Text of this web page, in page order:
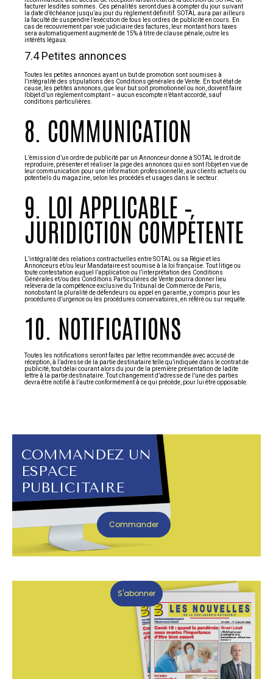
facturer lesdites sommes. Ces pénalités seront dues à compter du jour suivant
la date d’échéance jusqu’au jour du règlement définitif. SOTAL aura par ailleurs
la faculté de suspendre l’exécution de tous les ordres de publicité en cours. En
cas de recouvrement par voie judiciaire des factures, leur montant hors taxes
sera automatiquement augmenté de 15% à titre de clause pénale, outre les
intérêts légaux.
7.4 Petites annonces
Toutes les petites annonces ayant un but de promotion sont soumises à
l’intégralité des stipulations des Conditions générales de Vente. En tout état de
cause, les petites annonces, que leur but soit promotionnel ou non, doivent faire
l’objet d’un règlement comptant – aucun escompte n’étant accordé, sauf
conditions particulières.
8. COMMUNICATION
L’émission d’un ordre de publicité par un Annonceur donne à SOTAL le droit de
reproduire, présenter et réaliser la pige des annonces qui en sont l’objet en vue de
leur communication pour une information professionnelle, aux clients actuels ou
potentiels du magazine, selon les procédés et usages dans le secteur.
9. LOI APPLICABLE –
JURIDICTION COMPÉTENTE
L’intégralité des relations contractuelles entre SOTAL ou sa Régie et les
Annonceurs et/ou leur Mandataire est soumise à la loi française. Tout litige ou
toute contestation auquel l’application ou l’interprétation des Conditions
Générales et/ou des Conditions Particulières de Vente pourra donner lieu
relèvera de la compétence exclusive du Tribunal de Commerce de Paris,
nonobstant la pluralité de défendeurs ou appel en garantie, y compris pour les
procédures d’urgence ou les procédures conservatoires, en référé ou sur requête.
10. NOTIFICATIONS
Toutes les notifications seront faites par lettre recommandée avec accusé de
réception, à l’adresse de la partie destinataire telle qu’indiquée dans le contrat de
publicité, tout délai courant alors du jour de la première présentation de ladite
lettre à la partie destinataire. Tout changement d’adresse de l’une des parties
devra être notifié à l’autre conformément à ce qui précède, pour lui être opposable.
COMMANDEZ UN
ESPACE
PUBLICITAIRE
Commander
S'abonner